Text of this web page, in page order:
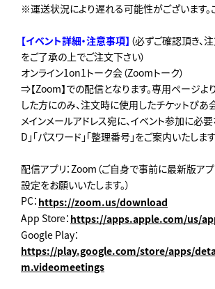
※運送状況により遅れる可能性がございます。
【イベント詳細・注意事項】 （必ずご確認頂き、
をご了承の上でご注文下さい）
オンライン1on1トーク会（Zoomトーク）
⇒【Zoom】での配信となります。専用ページよ
した方にのみ、注文時に使用したチケットぴ
メインメールアドレス宛に、イベント参加に必要
D」「パスワード」「整理番号」をご案内いたします
配信アプリ：Zoom（ご自身で事前に最新版アプ
設定をお願いいたします。）
PC： https://zoom.us/download
App Store： https://apps.apple.com/us/
Google Play：
https://play.google.com/store/apps/
m.videomeetings